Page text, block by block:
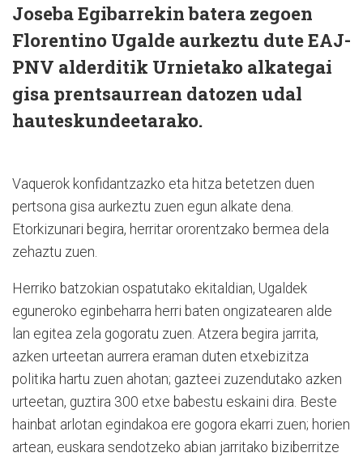
Joseba Egibarrekin batera zegoen
Florentino Ugalde aurkeztu dute EAJ-
PNV alderditik Urnietako alkategai
gisa prentsaurrean datozen udal
hauteskundeetarako.
Vaquerok konfidantzazko eta hitza betetzen duen
pertsona gisa aurkeztu zuen egun alkate dena.
Etorkizunari begira, herritar ororentzako bermea dela
zehaztu zuen.
Herriko batzokian ospatutako ekitaldian, Ugaldek
eguneroko eginbeharra herri baten ongizatearen alde
lan egitea zela gogoratu zuen. Atzera begira jarrita,
azken urteetan aurrera eraman duten etxebizitza
politika hartu zuen ahotan; gazteei zuzendutako azken
urteetan, guztira 300 etxe babestu eskaini dira. Beste
hainbat arlotan egindakoa ere gogora ekarri zuen; horien
artean, euskara sendotzeko abian jarritako biziberritze